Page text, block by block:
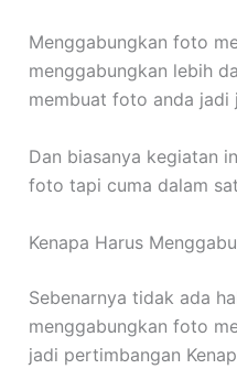
Menggabungkan foto
menggabungkan lebih
membuat foto anda jadi
Dan biasanya kegiatan
foto tapi cuma dalam
Kenapa Harus
Sebenarnya tidak ada
menggabungkan foto
jadi pertimbangan